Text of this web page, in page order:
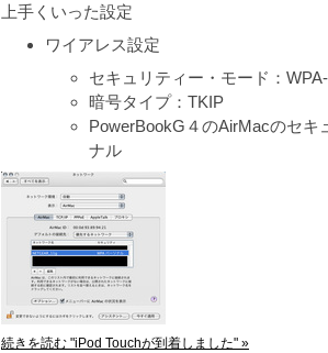
上手くいった設定
ワイアレス設定
セキュリティー・モード：
暗号タイプ：TKIP
PowerBookG４のAirMacのセキ
ナル
続きを読む "iPod Touchが到着しました" »